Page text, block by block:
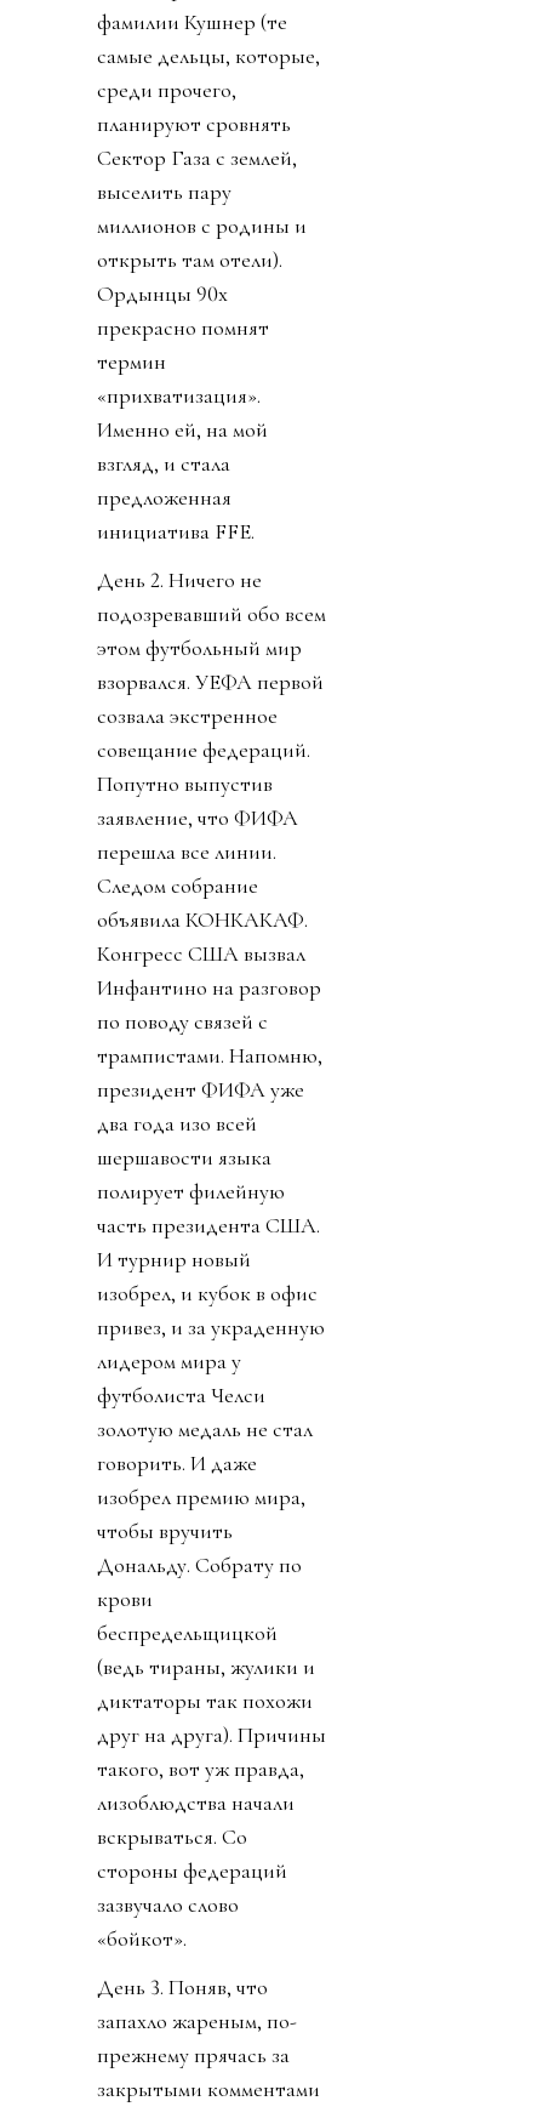
фамилии Кушнер (те
самые дельцы, которые,
среди прочего,
планируют сровнять
Сектор Газа с землей,
выселить пару
миллионов с родины и
открыть там отели).
Ордынцы 90х
прекрасно помнят
термин
«прихватизация».
Именно ей, на мой
взгляд, и стала
предложенная
инициатива FFE.
День 2. Ничего не
подозревавший обо всем
этом футбольный мир
взорвался. УЕФА первой
созвала экстренное
совещание федераций.
Попутно выпустив
заявление, что ФИФА
перешла все линии.
Следом собрание
объявила КОНКАКАФ.
Конгресс США вызвал
Инфантино на разговор
по поводу связей с
трампистами. Напомню,
президент ФИФА уже
два года изо всей
шершавости языка
полирует филейную
часть президента США.
И турнир новый
изобрел, и кубок в офис
привез, и за украденную
лидером мира у
футболиста Челси
золотую медаль не стал
говорить. И даже
изобрел премию мира,
чтобы вручить
Дональду. Собрату по
крови
беспредельщицкой
(ведь тираны, жулики и
диктаторы так похожи
друг на друга). Причины
такого, вот уж правда,
лизоблюдства начали
вскрываться. Со
стороны федераций
зазвучало слово
«бойкот».
День 3. Поняв, что
запахло жареным, по-
прежнему прячась за
закрытыми комментами